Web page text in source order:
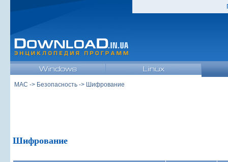
MAC -> Безопасность -> Шифрование
Шифрование